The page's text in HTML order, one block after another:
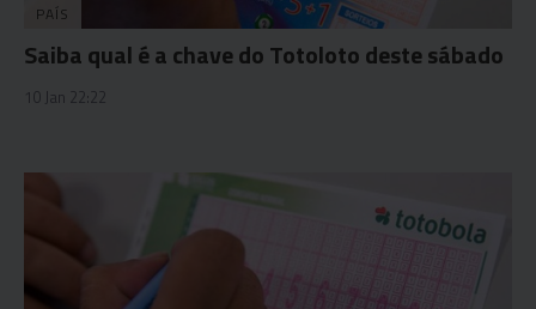
PAÍS
Saiba qual é a chave do Totoloto deste sábado
10 Jan 22:22